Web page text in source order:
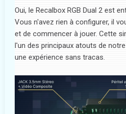
Oui, le Recalbox RGB Dual 2 est
Vous n'avez rien à configurer, il
et de commencer à jouer. Cette
l'un des principaux atouts de
une expérience sans tracas.